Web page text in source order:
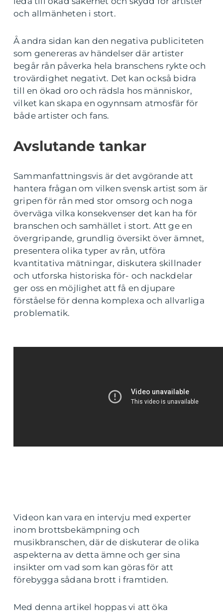
och allmänheten i stort.
Å andra sidan kan den negativa publiciteten
som genereras av händelser där artister
begår rån påverka hela branschens rykte och
trovärdighet negativt. Det kan också bidra
till en ökad oro och rädsla hos människor,
vilket kan skapa en ogynnsam atmosfär för
både artister och fans.
Avslutande tankar
Sammanfattningsvis är det avgörande att
hantera frågan om vilken svensk artist som är
gripen för rån med stor omsorg och noga
överväga vilka konsekvenser det kan ha för
branschen och samhället i stort. Att ge en
övergripande, grundlig översikt över ämnet,
presentera olika typer av rån, utföra
kvantitativa mätningar, diskutera skillnader
och utforska historiska för- och nackdelar
ger oss en möjlighet att få en djupare
förståelse för denna komplexa och allvarliga
problematik.
Videon kan vara en intervju med experter
inom brottsbekämpning och
musikbranschen, där de diskuterar de olika
aspekterna av detta ämne och ger sina
insikter om vad som kan göras för att
förebygga sådana brott i framtiden.
Med denna artikel hoppas vi att öka